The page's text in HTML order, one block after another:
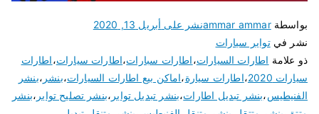
بواسطةammar ammarنشر على أبريل 13, 2020
نشر فيتواير سيارات
ذو علامة اطارات السيارات،اطارات سبارات،اطارات سيارات،اطارات
سيارات 2020
،اطارات سيارة،اماكن بيع اطارات السيارات،بنشر ،بنشر
الفنيطيس،بنشر تبديل اطارات،بنشر تبديل تواير ،بنشر تصليح تواير ،بنشر